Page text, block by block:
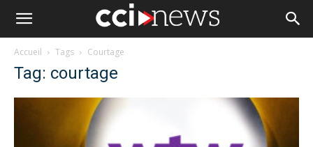
Accueil Tags Courtage
Tag: courtage